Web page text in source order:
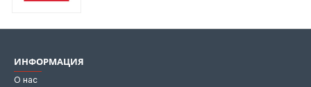
ИНФОРМАЦИЯ
О нас